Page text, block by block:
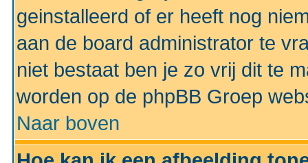
geinstalleerd of er heeft nog
aan de board administrator te
niet bestaat ben je zo vrij dit te
worden op de phpBB Groep
Naar boven